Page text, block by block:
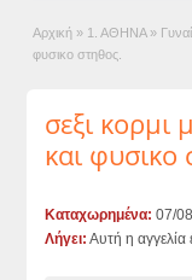
Αρχική » 1. ΑΘΗΝΑ »
φυσικο στηθος.
σεξι κορμι
και φυσικο
Καταχωρημένα: 07/
Λήγει: Αυτή η αγγελία